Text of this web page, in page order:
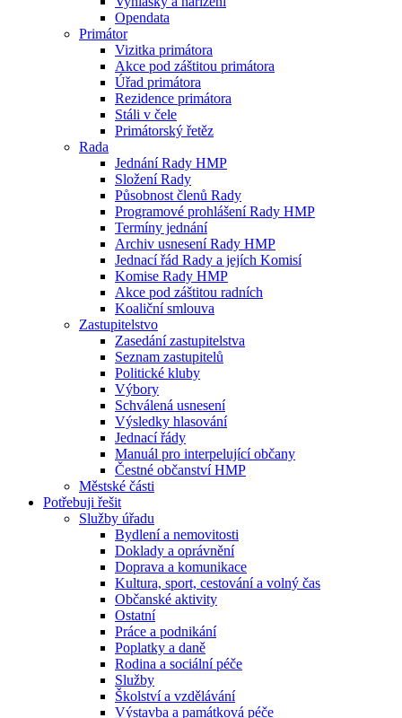
Opendata
Primátor
Vizitka primátora
Akce pod záštitou primátora
Úřad primátora
Rezidence primátora
Stáli v čele
Primátorský řetěz
Rada
Jednání Rady HMP
Složení Rady
Působnost členů Rady
Programové prohlášení Rady HMP
Termíny jednání
Archiv usnesení Rady HMP
Jednací řád Rady a jejích Komisí
Komise Rady HMP
Akce pod záštitou radních
Koaliční smlouva
Zastupitelstvo
Zasedání zastupitelstva
Seznam zastupitelů
Politické kluby
Výbory
Schválená usnesení
Výsledky hlasování
Jednací řády
Manuál pro interpelující občany
Čestné občanství HMP
Městské části
Potřebuji řešit
Služby úřadu
Bydlení a nemovitosti
Doklady a oprávnění
Doprava a komunikace
Kultura, sport, cestování a volný čas
Občanské aktivity
Ostatní
Práce a podnikání
Poplatky a daně
Rodina a sociální péče
Služby
Školství a vzdělávání
Výstavba a památková péče